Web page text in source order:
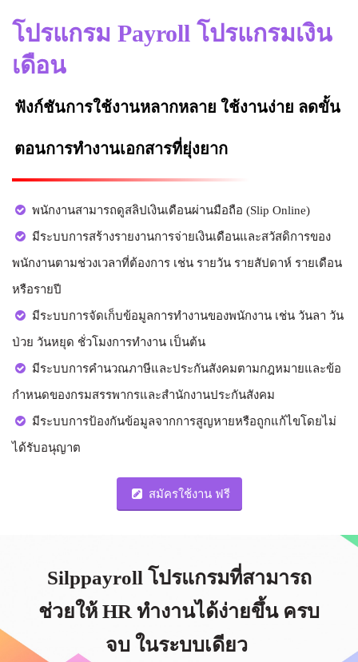
โปรแกรม Payroll โปรแกรมเงิน
เดือน
ฟังก์ชันการใช้งานหลากหลาย ใช้งานง่าย ลดขั้น
ตอนการทำงานเอกสารที่ยุ่งยาก
พนักงานสามารถดูสลิปเงินเดือนผ่านมือถือ (Slip Online)
มีระบบการสร้างรายงานการจ่ายเงินเดือนและสวัสดิการของ
พนักงานตามช่วงเวลาที่ต้องการ เช่น รายวัน รายสัปดาห์ รายเดือน
หรือรายปี
มีระบบการจัดเก็บข้อมูลการทำงานของพนักงาน เช่น วันลา วัน
ป่วย วันหยุด ชั่วโมงการทำงาน เป็นต้น
มีระบบการคำนวณภาษีและประกันสังคมตามกฎหมายและข้อ
กำหนดของกรมสรรพากรและสำนักงานประกันสังคม
มีระบบการป้องกันข้อมูลจากการสูญหายหรือถูกแก้ไขโดยไม่
ได้รับอนุญาต
สมัครใช้งาน ฟรี
Silppayroll โปรแกรมที่สามารถ
ช่วยให้ HR ทำงานได้ง่ายขึ้น ครบ
จบ ในระบบเดียว